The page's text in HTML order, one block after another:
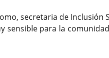
secretaria de
sensible para la